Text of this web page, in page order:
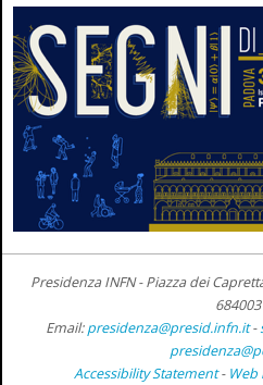
Presidenza INFN - Piazza dei
Email:presidenza@presid.infn.it-
Accessibility Statement- Web